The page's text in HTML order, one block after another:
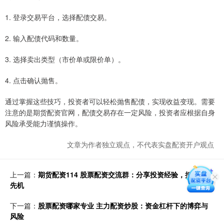
1. 登录交易平台，选择配债交易。
2. 输入配债代码和数量。
3. 选择卖出类型（市价单或限价单）。
4. 点击确认抛售。
通过掌握这些技巧，投资者可以轻松抛售配债，实现收益变现。需要
注意的是期货配资官网，配债交易存在一定风险，投资者应根据自身
风险承受能力谨慎操作。
文章为作者独立观点，不代表实盘配资开户观点
上一篇： 期货配资114 股票配资交流群：分享投资经验，把握市场
先机
下一篇： 股票配资哪家专业 主力配资炒股：资金杠杆下的博弈与
风险